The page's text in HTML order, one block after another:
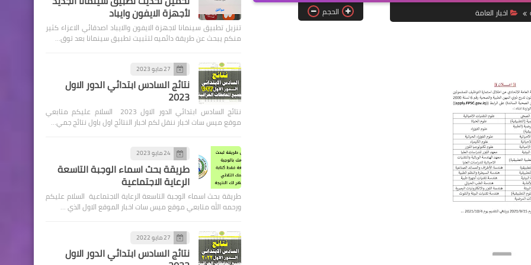
اخبار العامة الحجم لأجهزة الايفون وايباد
تنزيل تطبيق سينمانا لاجهزة الايفون والايباد اصدقائي الاعزاء كثير
منكم يبحث عن طريقة دائميه لتثبيت تطبيق سينمانا بعد توق…
27 مايو 2023
نتائج السادس ابتدائي الدور الاول
2023
نتائج السادس ابتدائي الدور الاول 2023 السلام عليكم متابعي
موقع ميس سات اخبار ننقل لكم اخبار النتائج اول باول نتائج جمي…
24 مايو 2023
طريقة بحث اسماء الوجبة التاسعة
الرعاية الاجتماعية
طريقة بحث اسماء الوجبة التاسعة الرعاية الاجتماعية السلام عليكم
ورحمه الله متابعي موقع ميس سات اخبار الموقع الاول الذي …
27 مايو 2022
نتائج السادس ابتدائي الدور الاول
وزارة الداخلية
اسماء المشمولين بالمتراكم
لمحافظة الديوانية
وزارة الداخلية
119 وجبة جديدة